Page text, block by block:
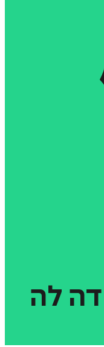
דה לה